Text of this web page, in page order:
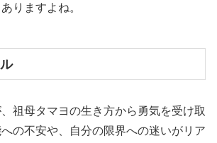
りますよね。
祖母タマヨの生き方から勇気を受け取
の不安や、自分の限界への迷いがリア